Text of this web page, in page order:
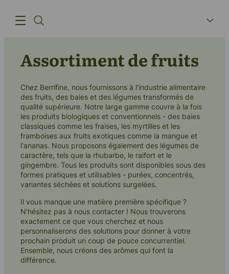
Produits
L'innovation
Chaîne
d'approvisionnement
Notre histoire
(+45) 57 67 50 05
info@berrifine.com
Contactez nous
Assortiment de fruits
Chez Berrifine, nous fournissons à l'industrie alimentaire
des fruits, des baies et des légumes transformés de
qualité supérieure. Notre large gamme couvre à la fois
les produits biologiques et conventionnels - des baies
classiques comme les fraises, les myrtilles et les
framboises aux fruits exotiques comme la mangue et
l'ananas. Nous proposons également des légumes de
caractère, tels que la rhubarbe, le raifort et le
gingembre. Tous les produits sont disponibles sous des
formes pratiques et utilisables - purées, concentrés,
variantes séchées et solutions surgelées.
Il vous manque une matière première spécifique ?
N'hésitez pas à nous contacter ! Nous trouverons
exactement ce que vous cherchez et nous
personnaliserons des solutions pour donner à votre
prochain produit un coup de pouce concurrentiel.
Ensemble, nous créons des arômes qui font la
différence.